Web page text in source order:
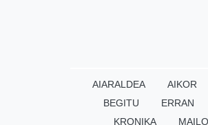
AIARALDEA AIKOR
BEGITU
ERRAN
KRONIKA